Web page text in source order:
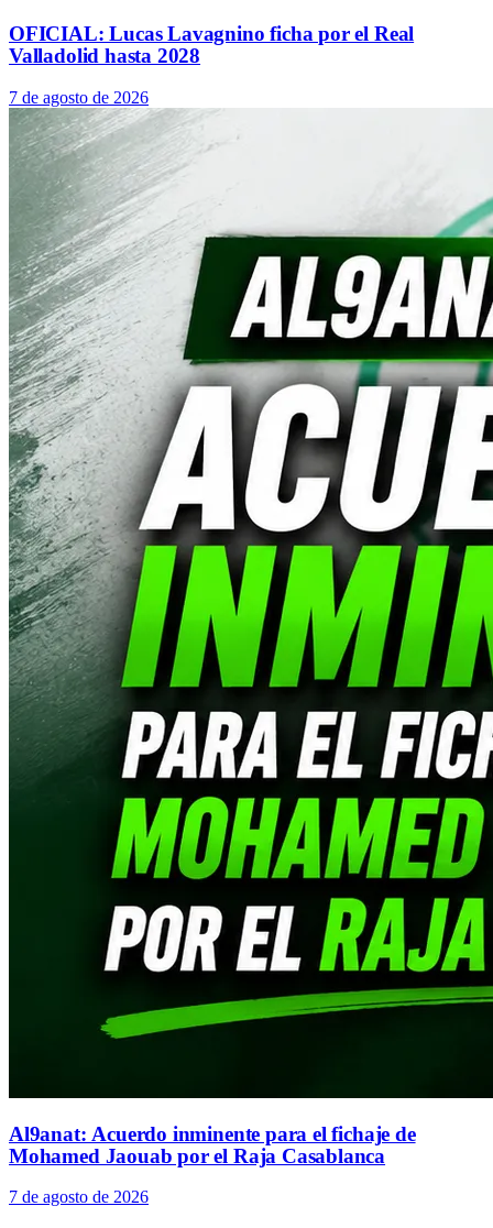
OFICIAL: Lucas Lavagnino ficha por el Real
Valladolid hasta 2028
7 de agosto de 2026
Al9anat: Acuerdo inminente para el fichaje de
Mohamed Jaouab por el Raja Casablanca
7 de agosto de 2026